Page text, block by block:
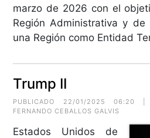
marzo de 2026 con el
Región Administrativa y de
una Región como Entidad
Trump II
PUBLICADO 22/01/2025 06:20 |
FERNANDO CEBALLOS GALVIS
Estados Unidos de